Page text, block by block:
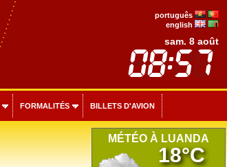
português
english
sam. 8 août
FORMALITÉS BILLETS D'AVION
MÉTÉO À LUANDA
18°C